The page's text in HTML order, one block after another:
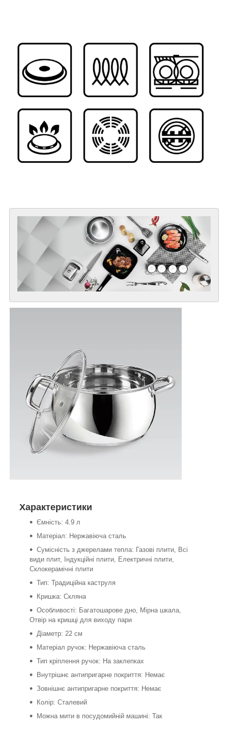
Характеристики
Ємність: 4.9 л
Матеріал: Нержавіюча сталь
Сумісність з джерелами тепла: Газові плити, Всі
види плит, Індукційні плити, Електричні плити,
Склокерамічні плити
Тип: Традиційна каструля
Кришка: Скляна
Особливості: Багатошарове дно, Мірна шкала,
Отвір на кришці для виходу пари
Діаметр: 22 см
Матеріал ручок: Нержавіюча сталь
Тип кріплення ручок: На заклепках
Внутрішнє антипригарне покриття: Немає
Зовнішнє антипригарне покриття: Немає
Колір: Сталевий
Можна мити в посудомийній машині: Так